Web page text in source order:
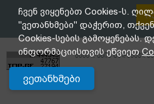
მასალების
ჩვენ ვიყენებთ Cookies-ს.
"ვეთანხმები" დაჭერით,
Cookies-სების გამოყენებას.
ინფორმაციისთვის ეწვიეთ
ვეთანხმები